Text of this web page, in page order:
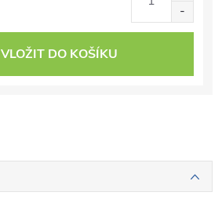
VLOŽIT DO KOŠÍKU